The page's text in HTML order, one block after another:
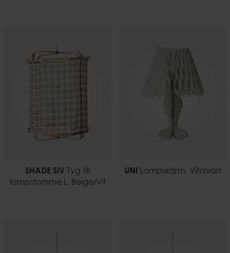
SHADE SIV Tyg till
lampstomme L, Beige/vit
UNI Lampskärm, Vit/svart